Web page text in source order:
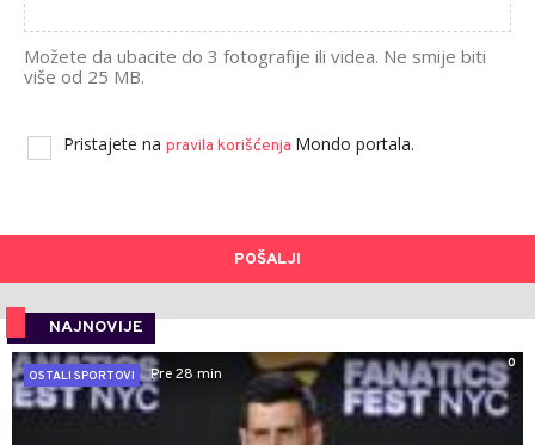
Možete da ubacite do 3 fotografije ili videa. Ne smije biti
više od 25 MB.
Pristajete na pravila korišćenja Mondo portala.
POŠALJI
NAJNOVIJE
0
OSTALI SPORTOVI
Pre 28 min